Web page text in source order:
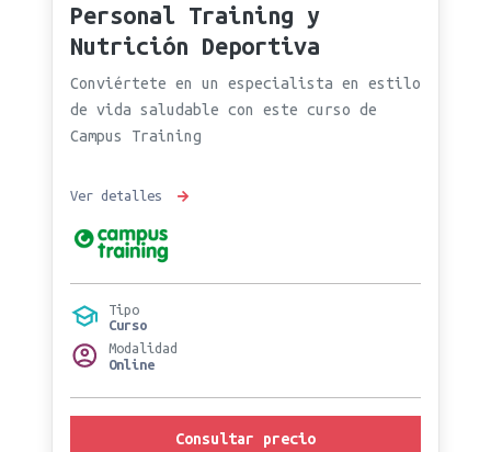
Personal Training y
Nutrición Deportiva
Conviértete en un especialista en estilo
de vida saludable con este curso de
Campus Training
Ver detalles
Tipo
Curso
Modalidad
Online
Consultar precio